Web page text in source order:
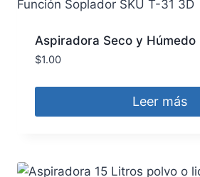
Aspiradora Seco y Húmedo
Con Función Soplador SKU
$1.00
Leer más